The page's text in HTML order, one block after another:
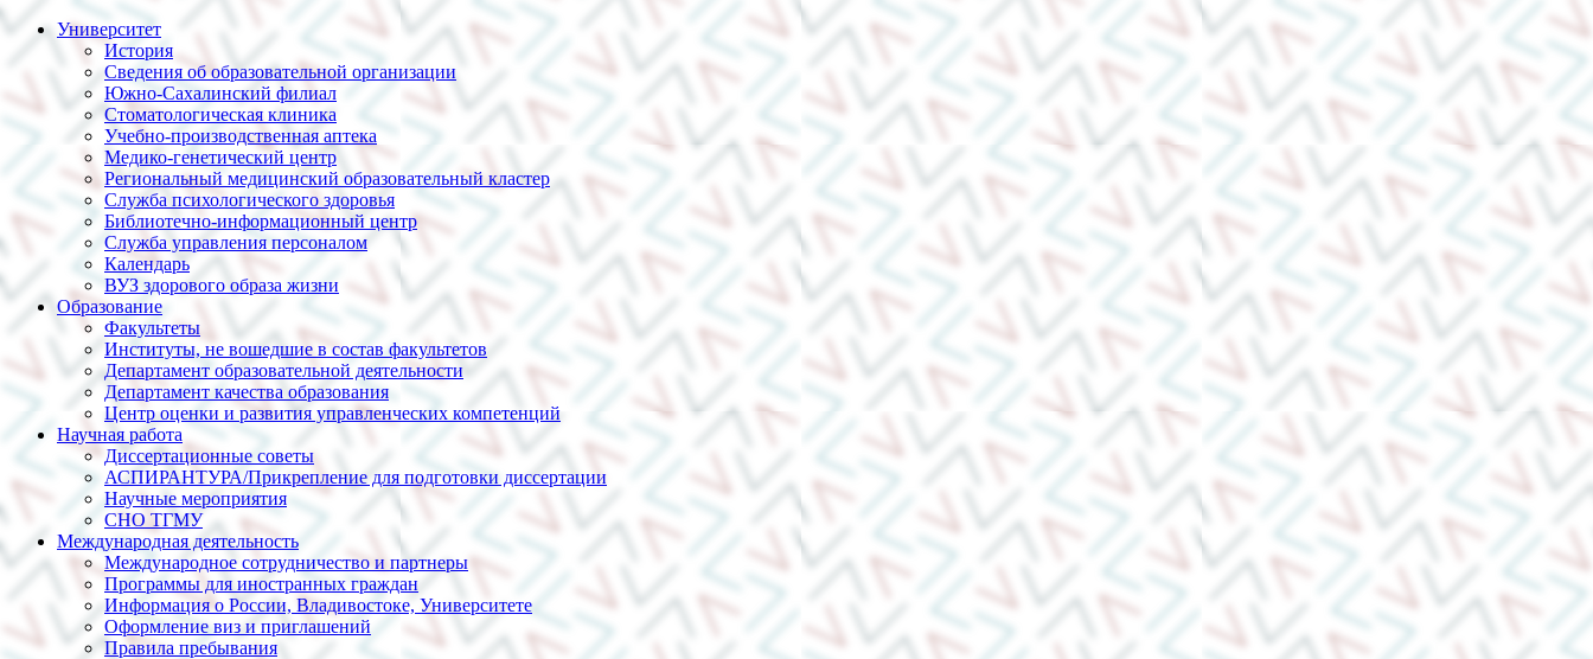
Университет
История
Сведения об образовательной организации
Южно-Сахалинский филиал
Стоматологическая клиника
Учебно-производственная аптека
Медико-генетический центр
Региональный медицинский образовательный кластер
Служба психологического здоровья
Библиотечно-информационный центр
Служба управления персоналом
Календарь
ВУЗ здорового образа жизни
Образование
Факультеты
Институты, не вошедшие в состав факультетов
Департамент образовательной деятельности
Департамент качества образования
Центр оценки и развития управленческих компетенций
Научная работа
Диссертационные советы
АСПИРАНТУРА/Прикрепление для подготовки диссертации
Научные мероприятия
СНО ТГМУ
Международная деятельность
Международное сотрудничество и партнеры
Программы для иностранных граждан
Информация о России, Владивостоке, Университете
Оформление виз и приглашений
Правила пребывания